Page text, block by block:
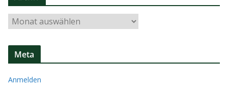
r
c
v
Meta
Anmelden